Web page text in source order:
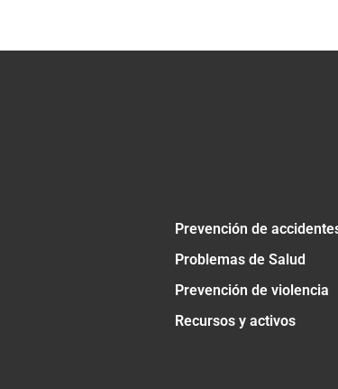
Prevención de
Problemas de Salud
Prevención de violencia
Recursos y activos